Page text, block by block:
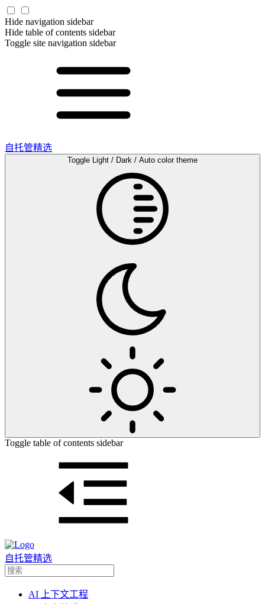
Hide navigation sidebar
Hide table of contents sidebar
Toggle site navigation sidebar
自托管精选
Toggle Light / Dark / Auto color theme
Toggle table of contents sidebar
自托管精选
AI 上下文工程